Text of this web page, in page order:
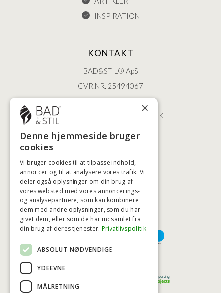
INSPIRATION
KONTAKT
BAD&STIL® ApS
CVR.NR. 25494067
ØSTERBROGADE 202
2100 KØBENHAVN • DANMARK
+45 3920 5084
HØJESTE KREDITVÆRDIGHED
BETALINGSMULIGHEDER
×
Denne hjemmeside bruger
cookies
Vi bruger cookies til at tilpasse indhold,
annoncer og til at analysere vores trafik. Vi
deler også oplysninger om din brug af
vores websted med vores annoncerings-
og analysepartnere, som kan kombinere
dem med andre oplysninger, som du har
givet dem, eller som de har indsamlet fra
din brug af deres tjenester. Privatlivspolitik
ABSOLUT NØDVENDIGE
YDEEVNE
MÅLRETNING